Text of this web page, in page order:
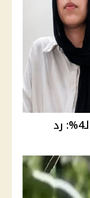
القصة الكاملة لأزمة ريم صاحبة الـ4%: رد